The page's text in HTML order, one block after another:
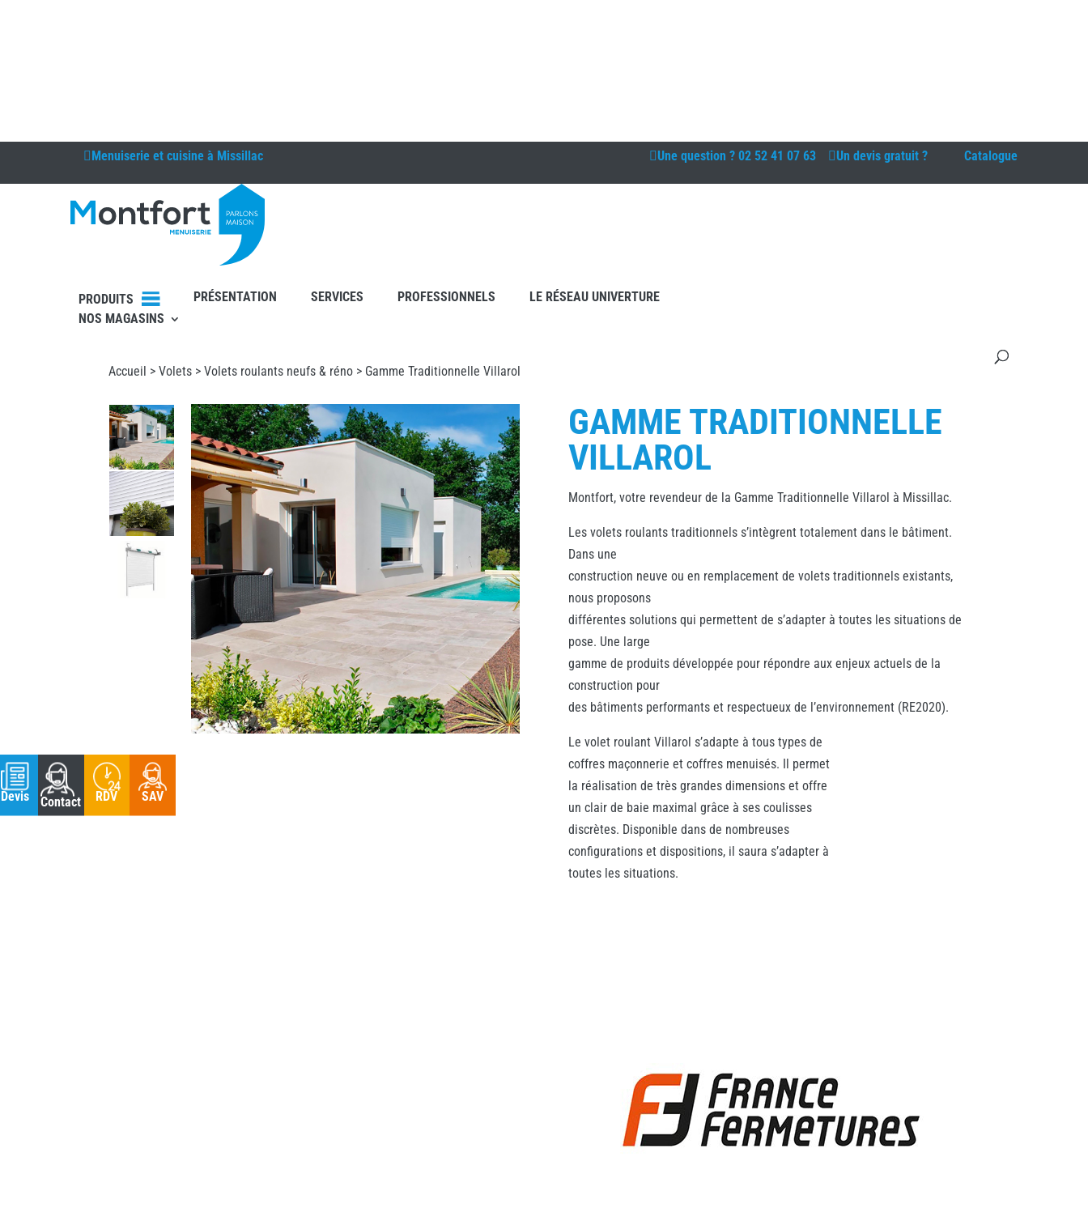
Menuiserie et cuisine à Missillac Une question ? 02 52 41 07 63 Un devis gratuit ? Catalogue
PRODUITS PRÉSENTATION SERVICES PROFESSIONNELS
LE RÉSEAU UNIVERTURE
NOS MAGASINS
Accueil >Volets >Volets roulants neufs & réno > Gamme Traditionnelle Villarol
GAMME TRADITIONNELLE
VILLAROL
Montfort, votre revendeur de la Gamme Traditionnelle Villarol à Missillac.
Les volets roulants traditionnels s’intègrent totalement dans le bâtiment.
Dans une
construction neuve ou en remplacement de volets traditionnels existants,
nous proposons
différentes solutions qui permettent de s’adapter à toutes les situations de
pose. Une large
gamme de produits développée pour répondre aux enjeux actuels de la
construction pour
des bâtiments performants et respectueux de l’environnement (RE2020).
Le volet roulant Villarol s’adapte à tous types de
coffres maçonnerie et coffres menuisés. Il permet
la réalisation de très grandes dimensions et offre
un clair de baie maximal grâce à ses coulisses
discrètes. Disponible dans de nombreuses
configurations et dispositions, il saura s’adapter à
toutes les situations.
Devis Contact RDV SAV